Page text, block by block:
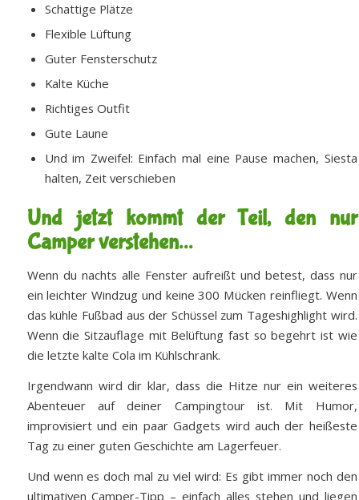
Schattige Plätze
Flexible Lüftung
Guter Fensterschutz
Kalte Küche
Richtiges Outfit
Gute Laune
Und im Zweifel: Einfach mal eine Pause machen, Siesta
halten, Zeit verschieben
Und jetzt kommt der Teil, den nur
Camper verstehen…
Wenn du nachts alle Fenster aufreißt und betest, dass nur
ein leichter Windzug und keine 300 Mücken reinfliegt. Wenn
das kühle Fußbad aus der Schüssel zum Tageshighlight wird.
Wenn die Sitzauflage mit Belüftung fast so begehrt ist wie
die letzte kalte Cola im Kühlschrank.
Irgendwann wird dir klar, dass die Hitze nur ein weiteres
Abenteuer auf deiner Campingtour ist. Mit Humor,
improvisiert und ein paar Gadgets wird auch der heißeste
Tag zu einer guten Geschichte am Lagerfeuer.
Und wenn es doch mal zu viel wird: Es gibt immer noch den
ultimativen Camper-Tipp – einfach alles stehen und liegen